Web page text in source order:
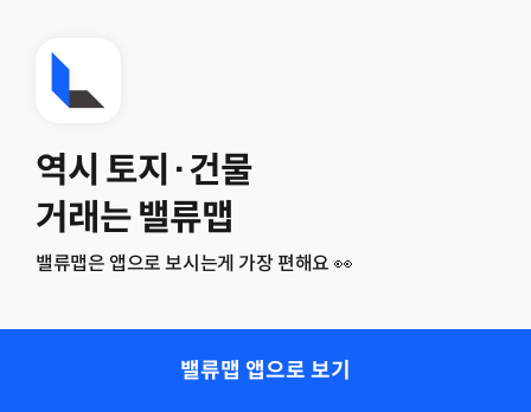
역시 토지·건물
거래는 밸류맵
밸류맵은 앱으로 보시는게 가장 편해요 👀
밸류맵 앱으로 보기